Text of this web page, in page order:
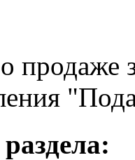
продаже